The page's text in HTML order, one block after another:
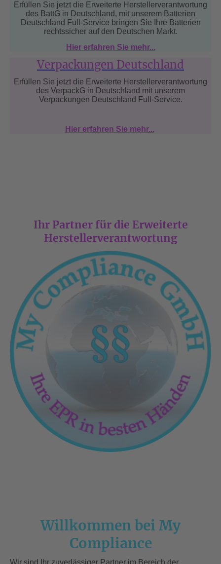
Erfüllen Sie jetzt die Erweiterte Herstellerverantwortung
des BattG in Deutschland, mit unserem Batterien
Deutschland Full-Service bringen Sie Ihre Batterien
rechtssicher auf den Deutschen Markt.
Hier erfahren Sie mehr...
Verpackungen Deutschland
Erfüllen Sie jetzt die Erweiterte Herstellerverantwortung
des VerpackG in Deutschland mit unserem
Verpackungen Deutschland Full-Service.
Hier erfahren Sie mehr...
Ihr Partner für die Erweiterte
Herstellerverantwortung
Willkommen bei My
Compliance